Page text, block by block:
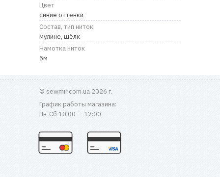
Цвет
синие оттенки
Состав, тип ниток
мулине, шёлк
Намотка ниток
5м
© sewmir.com.ua 2026 г.
График работы магазина:
Пн-Сб 10:00 — 17:00